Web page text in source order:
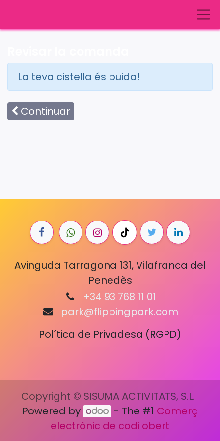
La teva cistella és buida!
Continuar
Avinguda Tarragona 131, Vilafranca del
Penedès
+34 93 768 11 01
park@flippingpark.com
Política de Privadesa (RGPD)
Copyright © SISUMA ACTIVITATS, S.L.
Powered by
- The #1 Comerç
electrònic de codi obert